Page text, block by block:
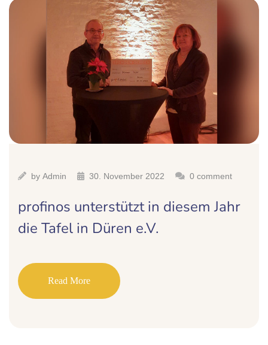
by Admin 30. November 2022 0 comment
profinos unterstützt in diesem Jahr
die Tafel in Düren e.V.
Read More